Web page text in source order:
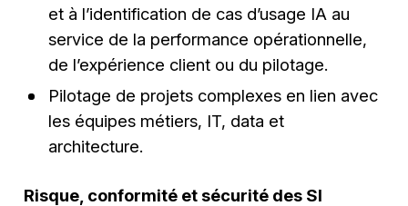
et à l’identification de cas d’usage IA au
service de la performance opérationnelle,
de l’expérience client ou du pilotage.
Pilotage de projets complexes en lien avec
les équipes métiers, IT, data et
architecture.
Risque, conformité et sécurité des SI